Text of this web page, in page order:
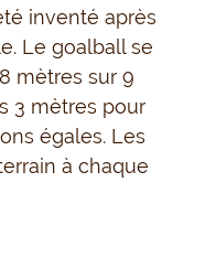
inventé après
Le goalball se
mètres sur 9
3 mètres pour
égales. Les
à chaque